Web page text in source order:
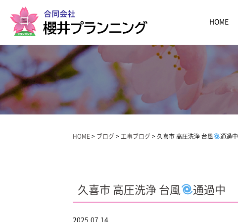
HOME
HOME > ブログ > 工事ブログ > 久喜市 高圧洗浄 台風 通過中
久喜市 高圧洗浄 台風 通過中
2025.07.14